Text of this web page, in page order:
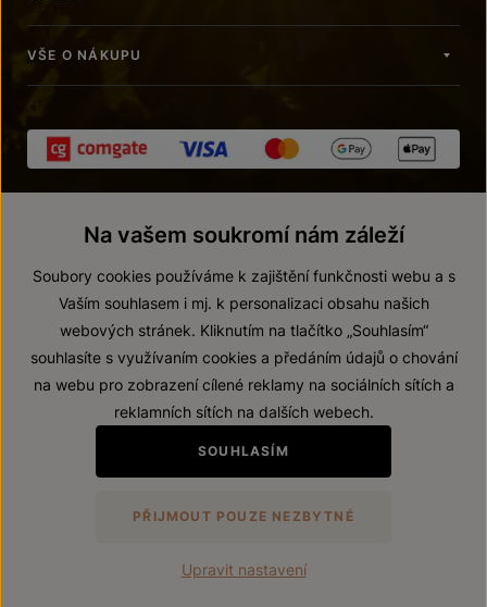
VŠE O NÁKUPU
© 2026 ZNOVÍN ZNOJMO, a. s.
Prohlášení o přístupnosti
Zákaz prodeje alkoholických nápojů osobám mladším 18 let.
VytvořilwebProgress
Na vašem soukromí nám záleží
Soubory cookies používáme k zajištění funkčnosti webu a s
Vaším souhlasem i mj. k personalizaci obsahu našich
webových stránek. Kliknutím na tlačítko „Souhlasím“
souhlasíte s využívaním cookies a předáním údajů o chování
na webu pro zobrazení cílené reklamy na sociálních sítích a
reklamních sítích na dalších webech.
SOUHLASÍM
PŘIJMOUT POUZE NEZBYTNÉ
Upravit nastavení